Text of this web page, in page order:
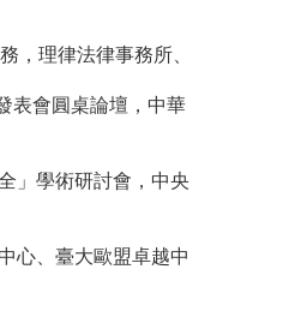
，理律法律事務所、
表會圓桌論壇，中華
」學術研討會，中央
心、臺大歐盟卓越中